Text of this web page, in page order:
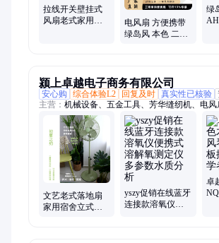
拉线开关壁挂式
风扇老式家用壁
电风扇 方便携带
绿岛风 本色 二档
绿
颍上卓越电子商务有限公司
安心购
综合体验L2 回复及时 真实性已核验
主营： 机械设备、五金工具、芳华缝纫机、电
胡、电声口琴、锁车器、门禁卡读卡器、雅马哈
放机、马头琴、空气能热水器、雅马哈竖笛、红
式潜水镜、爱普生投影仪、平面抛光机、平口钳
琴、鼓风机、风炮机、充气泵
文艺老式落地扇
家用宿舍立式金
yszy促销在线蓝牙
连接款溶氧仪便
卓